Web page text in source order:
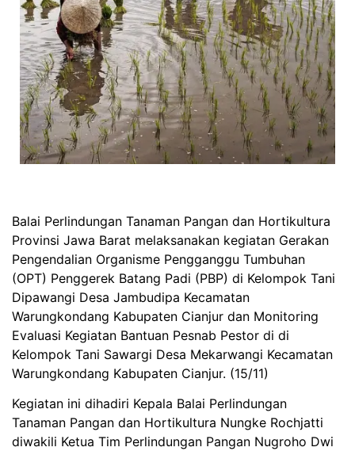
Balai Perlindungan Tanaman Pangan dan Hortikultura
Provinsi Jawa Barat melaksanakan kegiatan Gerakan
Pengendalian Organisme Pengganggu Tumbuhan
(OPT) Penggerek Batang Padi (PBP) di Kelompok Tani
Dipawangi Desa Jambudipa Kecamatan
Warungkondang Kabupaten Cianjur dan Monitoring
Evaluasi Kegiatan Bantuan Pesnab Pestor di di
Kelompok Tani Sawargi Desa Mekarwangi Kecamatan
Warungkondang Kabupaten Cianjur. (15/11)
Kegiatan ini dihadiri Kepala Balai Perlindungan
Tanaman Pangan dan Hortikultura Nungke Rochjatti
diwakili Ketua Tim Perlindungan Pangan Nugroho Dwi